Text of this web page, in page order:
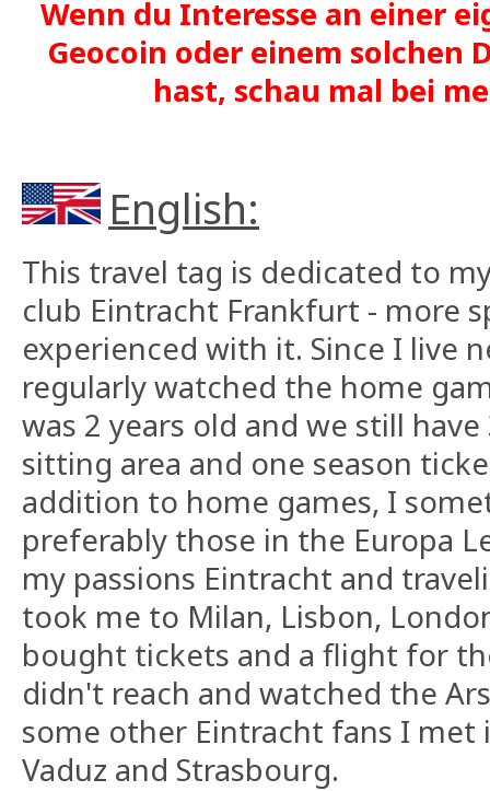
Wenn du Interesse an einer
Geocoin oder einem solchen
hast, schau mal bei
English:
This travel tag is dedicated to
club Eintracht Frankfurt - more
experienced with it. Since I live
regularly watched the home
was 2 years old and we still
sitting area and one season
addition to home games, I
preferably those in the Europa
my passions Eintracht and
took me to Milan, Lisbon,
bought tickets and a flight for
didn't reach and watched the
some other Eintracht fans I met
Vaduz and Strasbourg.